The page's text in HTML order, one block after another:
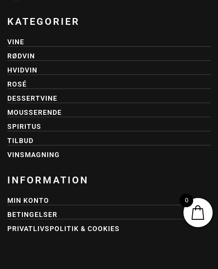
KATEGORIER
VINE
RØDVIN
HVIDVIN
ROSÉ
DESSERTVINE
MOUSSERENDE
SPIRITUS
TILBUD
VINSMAGNING
INFORMATION
MIN KONTO
BETINGELSER
PRIVATLIVSPOLITIK & COOKIES
0